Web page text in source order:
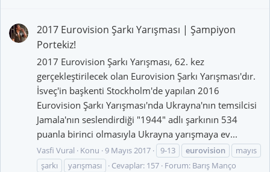
2017 Eurovision Şarkı Yarışması | Şampiyon
Portekiz!
2017 Eurovision Şarkı Yarışması, 62. kez
gerçekleştirilecek olan Eurovision Şarkı Yarışması'dır.
İsveç'in başkenti Stockholm'de yapılan 2016
Eurovision Şarkı Yarışması'nda Ukrayna'nın temsilcisi
Jamala'nın seslendirdiği "1944" adlı şarkının 534
puanla birinci olmasıyla Ukrayna yarışmaya ev...
Vasfi Vural Konu 9 Mayıs 2017 9-13 eurovision
mayıs
şarkı
yarışması Cevaplar: 157 Forum: Barış Manço